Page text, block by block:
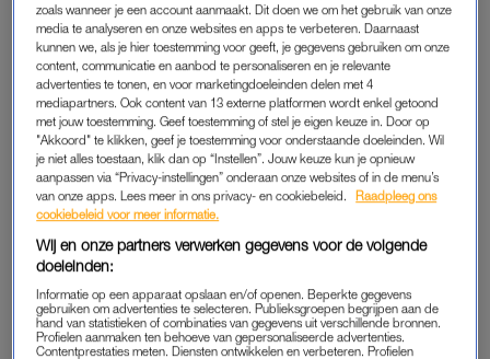
moed. Ik wist natuurlijk wel van de bijwerkingen, maar hoe het
nu gaat had ik totaal niet verwacht.’
Dit is al de twaalfde soort behandeling die ze krijgt sinds ze in
2021 de diagnose longkanker kreeg, aldus Eva. ‘In de
tussentijd heb ik nooit pauze gehad van een lange periode en
daarom begin het nu denk gewoon zijn tol te eisen. Hoofdpijn,
overgeven, misselijk, veel slapen, futloos, slappe benen,
amper m’n eigen sokken en broek aan kunnen doen,
megasnel overprikkeld, geen eetlust en ga zo maar door. Het
voelt een beetje alsof mijn lichaam gewoon keihard z’n best
doet, maar het opknappen niet lukt.’
Tekst loopt door onder de post.
zoals wanneer je een account aanmaakt. Dit doen we om het gebruik van onze
media te analyseren en onze websites en apps te verbeteren. Daarnaast
kunnen we, als je hier toestemming voor geeft, je gegevens gebruiken om onze
content, communicatie en aanbod te personaliseren en je relevante
advertenties te tonen, en voor marketingdoeleinden delen met 4
mediapartners. Ook content van 13 externe platformen wordt enkel getoond
met jouw toestemming. Geef toestemming of stel je eigen keuze in. Door op
"Akkoord" te klikken, geef je toestemming voor onderstaande doeleinden. Wil
je niet alles toestaan, klik dan op “Instellen”. Jouw keuze kun je opnieuw
aanpassen via “Privacy-instellingen” onderaan onze websites of in de menu’s
van onze apps. Lees meer in ons privacy- en cookiebeleid.
Raadpleeg ons
cookiebeleid voor meer informatie.
Wij en onze partners verwerken gegevens voor de volgende
doeleinden:
Informatie op een apparaat opslaan en/of openen. Beperkte gegevens
gebruiken om advertenties te selecteren. Publieksgroepen begrijpen aan de
hand van statistieken of combinaties van gegevens uit verschillende bronnen.
Profielen aanmaken ten behoeve van gepersonaliseerde advertenties.
Contentprestaties meten. Diensten ontwikkelen en verbeteren. Profielen